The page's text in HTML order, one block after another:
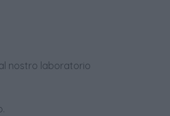
nostro laboratorio